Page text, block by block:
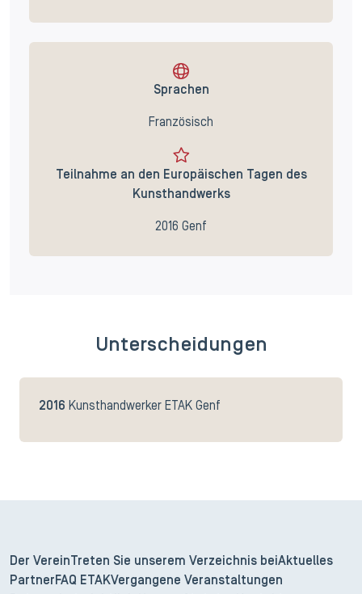
Sprachen
Französisch
Teilnahme an den Europäischen Tagen des
Kunsthandwerks
2016 Genf
Unterscheidungen
2016 Kunsthandwerker ETAK Genf
Der Verein Treten Sie unserem Verzeichnis bei Aktuelles
Partner FAQ ETAKVergangene Veranstaltungen